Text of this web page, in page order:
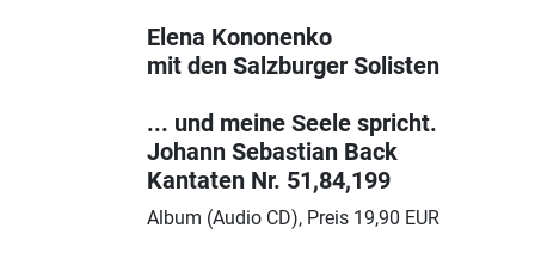
Elena Kononenko
mit den Salzburger Solisten
... und meine Seele spricht.
Johann Sebastian Back
Kantaten Nr. 51,84,199
Album (Audio CD), Preis 19,90 EUR